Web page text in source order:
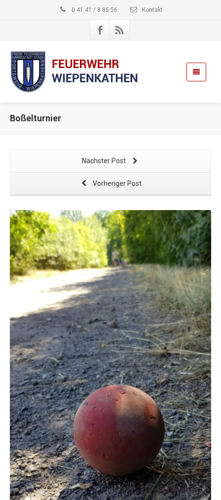
0 41 41 / 8 85 56 Kontakt
Boßelturnier
Nächster Post
Vorheriger Post